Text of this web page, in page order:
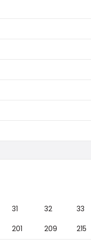
31 32 33
201 209 215